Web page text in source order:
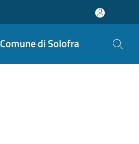
Comune di Solofra